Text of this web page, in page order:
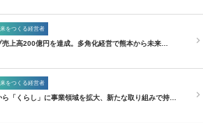
をつくる経営者
売上高200億円を達成。多角化経営で熊本から未来…
をつくる経営者
ら「くらし」に事業領域を拡大、新たな取り組みで持…